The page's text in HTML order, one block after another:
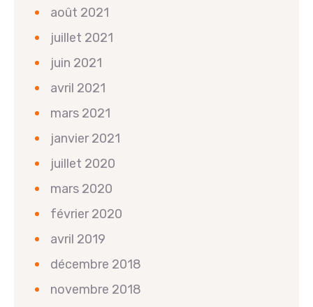
août 2021
juillet 2021
juin 2021
avril 2021
mars 2021
janvier 2021
juillet 2020
mars 2020
février 2020
avril 2019
décembre 2018
novembre 2018